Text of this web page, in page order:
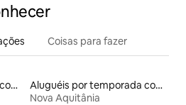
Coisas para fazer
Aluguéis por temporada com acesso ao lago
Aluguéis por temporada com caiaque
Nova Aquitânia